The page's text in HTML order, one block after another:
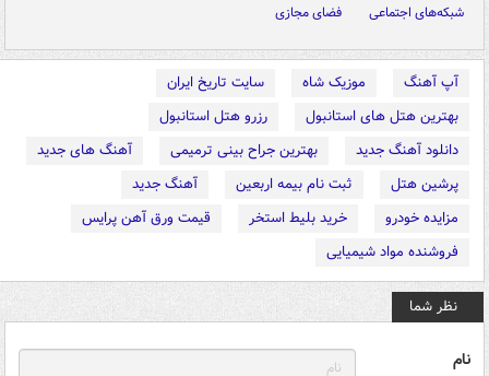
شبکه‌های اجتماعی
فضای مجازی
آپ آهنگ موزیک شاه
سایت تاریخ ایران
بهترین هتل های استانبول
رزرو هتل استانبول
دانلود آهنگ جدید
بهترین جراح بینی ترمیمی
آهنگ های جدید
پرشین هتل
ثبت نام بیمه اربعین
آهنگ جدید
مزایده خودرو
خرید بلیط استخر
قیمت ورق آهن پرایس
فروشنده مواد شیمیایی
نظر شما
نام